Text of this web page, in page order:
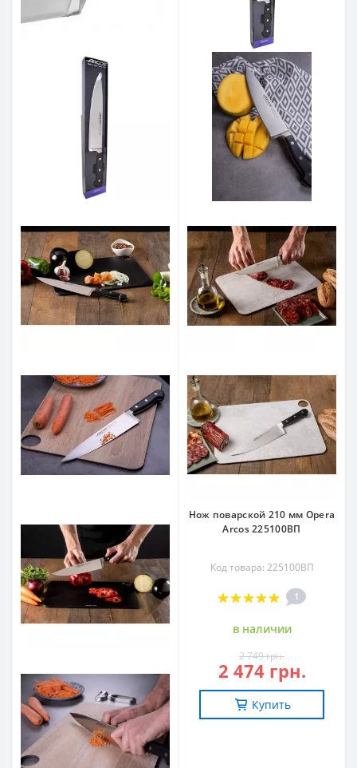
Нож поварской 210 мм Opera
Arcos 225100ВП
Код товара: 225100ВП
1
в наличии
2 749 грн.
2 474 грн.
Купить